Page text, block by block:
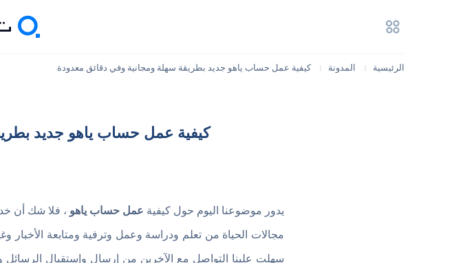
الرئيسية المدونة كيفية عمل حساب ياهو جديد بطريقة سهلة ومجانية وفي دقائق معدودة
كيفية عمل حساب ياهو جديد
يدور موضوعنا اليوم حول كيفية عمل حساب ياهو ، فلا شك أن
مجالات الحياة من تعلم ودراسة وعمل وترفية ومتابعة الأخبار
سهلت علينا التواصل مع الآخرين من إرسال وإستقبال